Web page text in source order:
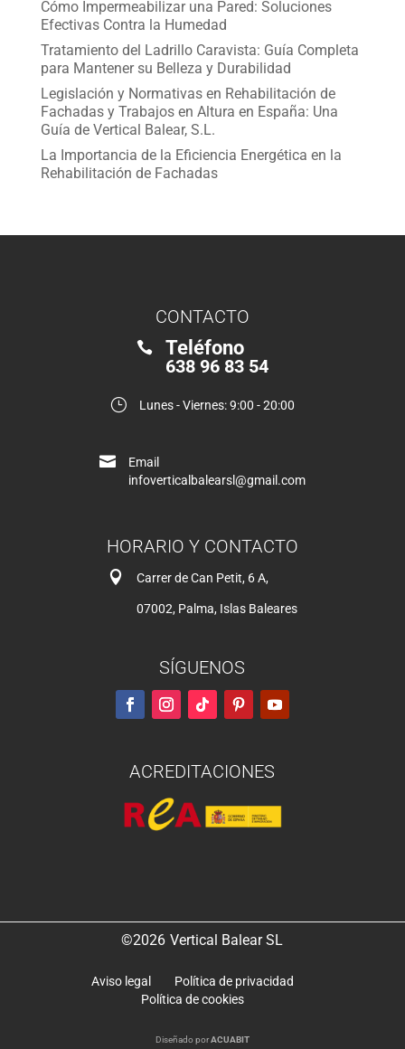
Cómo Impermeabilizar una Pared: Soluciones
Efectivas Contra la Humedad
Tratamiento del Ladrillo Caravista: Guía Completa
para Mantener su Belleza y Durabilidad
Legislación y Normativas en Rehabilitación de
Fachadas y Trabajos en Altura en España: Una
Guía de Vertical Balear, S.L.
La Importancia de la Eficiencia Energética en la
Rehabilitación de Fachadas
CONTACTO
 Teléfono
638 96 83 54
} Lunes - Viernes: 9:00 - 20:00

Email
infoverticalbalearsl@gmail.com
HORARIO Y CONTACTO
 Carrer de Can Petit, 6 A,
07002, Palma, Islas Baleares
SÍGUENOS
ACREDITACIONES
©2026 Vertical Balear SL
Aviso legal
Política de privacidad
Política de cookies
Diseñado porACUABIT